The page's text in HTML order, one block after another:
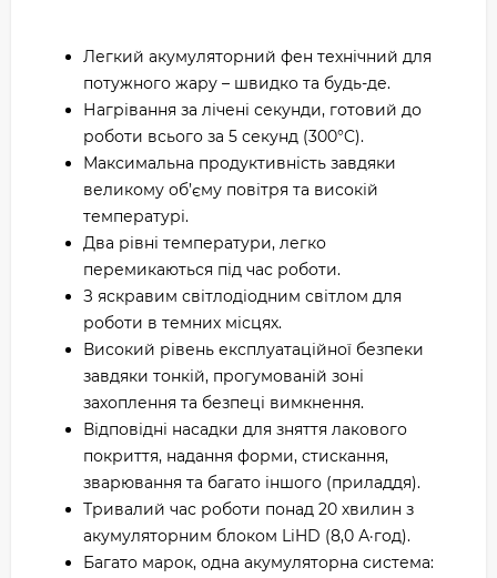
Легкий акумуляторний фен технічний для
потужного жару – швидко та будь-де.
Нагрівання за лічені секунди, готовий до
роботи всього за 5 секунд (300°C).
Максимальна продуктивність завдяки
великому об’єму повітря та високій
температурі.
Два рівні температури, легко
перемикаються під час роботи.
З яскравим світлодіодним світлом для
роботи в темних місцях.
Високий рівень експлуатаційної безпеки
завдяки тонкій, прогумованій зоні
захоплення та безпеці вимкнення.
Відповідні насадки для зняття лакового
покриття, надання форми, стискання,
зварювання та багато іншого (приладдя).
Тривалий час роботи понад 20 хвилин з
акумуляторним блоком LiHD (8,0 А·год).
Багато марок, одна акумуляторна система: